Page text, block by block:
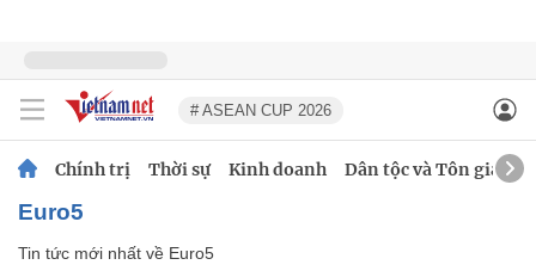
# ASEAN CUP 2026
Chính trị Thời sự Kinh doanh Dân tộc và Tôn giáo
Euro5
Tin tức mới nhất về Euro5